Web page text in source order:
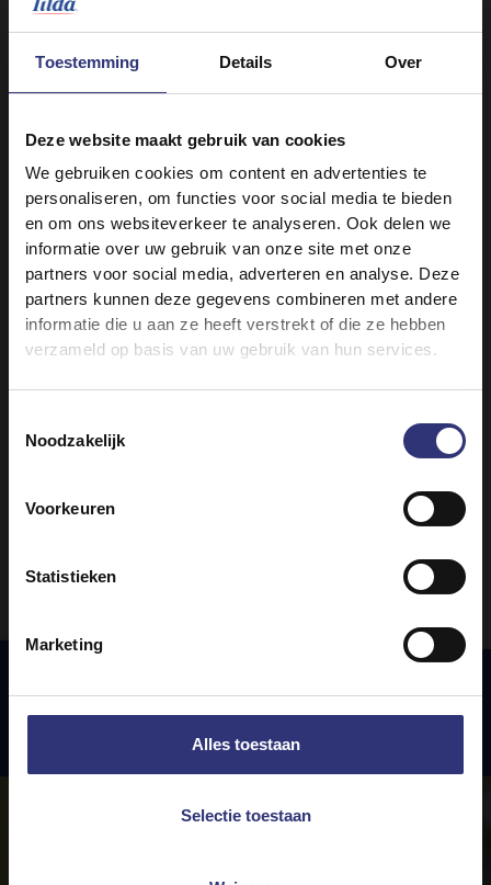
Toestemming Details Over
Deze website maakt gebruik van cookies
We gebruiken cookies om content en advertenties te
personaliseren, om functies voor social media te bieden
en om ons websiteverkeer te analyseren. Ook delen we
informatie over uw gebruik van onze site met onze
partners voor social media, adverteren en analyse. Deze
partners kunnen deze gegevens combineren met andere
informatie die u aan ze heeft verstrekt of die ze hebben
verzameld op basis van uw gebruik van hun services.
Noodzakelijk
Voorkeuren
Statistieken
Marketing
Alles toestaan
Selectie toestaan
31 - 60 minuten
31 - 60 minuten
31 - 60 minuten
Moeilijk
Aardappel
31 - 60 minuten
Gemiddeld
Thaise Groene Curry
31 - 60 minuten
Pilav van basmatirijst
met kalkoen,
pistachenoten en
cranberry’s
31 - 60 minuten
Uitgelichte